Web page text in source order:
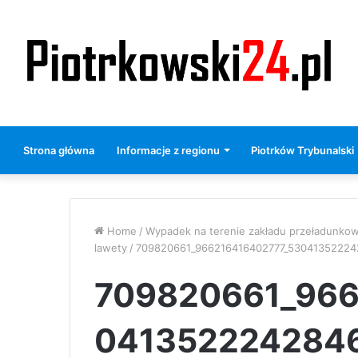
Strona główna Informacje z regionu Piotrków Trybunalski
Home / Wypadek na terenie zakładu
lawety /